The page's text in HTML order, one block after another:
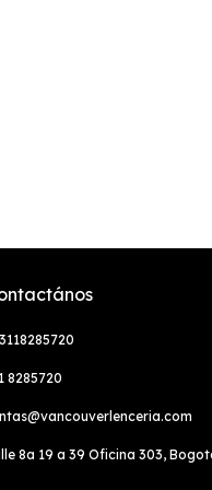
8285720
8a 19 a 39 Oficina 303,